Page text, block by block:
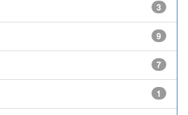
3
9
7
1